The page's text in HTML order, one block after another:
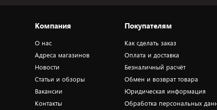
Компания
О нас
Адреса магазинов
Новости
Статьи и обзоры
Вакансии
Контакты
Покупателям
Как сделать заказ
Оплата и доставка
Безналичный расчёт
Обмен и возврат товара
Юридическая информация
Обработка персональных